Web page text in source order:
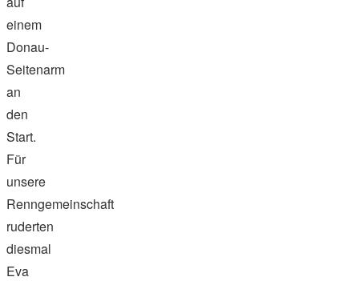
einem
Donau-
Seitenarm
an
den
Start.
Für
unsere
Renngemeinschaft
ruderten
diesmal
Eva